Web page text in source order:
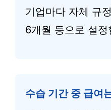
기업마다 자체 규
6개월 등으로 설
수습 기간 중 급여